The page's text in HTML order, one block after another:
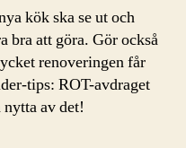
kök ska se ut och
bra att göra. Gör också
renoveringen får
tips: ROT-avdraget
av det!